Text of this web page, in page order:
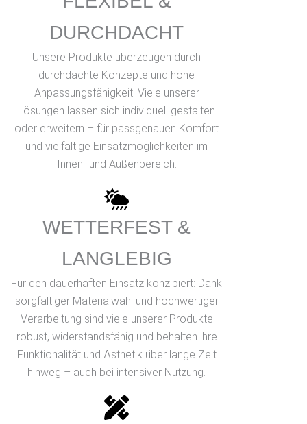
DURCHDACHT
Unsere Produkte überzeugen durch
durchdachte Konzepte und hohe
Anpassungsfähigkeit. Viele unserer
Lösungen lassen sich individuell gestalten
oder erweitern – für passgenauen Komfort
und vielfältige Einsatzmöglichkeiten im
Innen- und Außenbereich.
WETTERFEST &
LANGLEBIG
Für den dauerhaften Einsatz konzipiert: Dank
sorgfältiger Materialwahl und hochwertiger
Verarbeitung sind viele unserer Produkte
robust, widerstandsfähig und behalten ihre
Funktionalität und Ästhetik über lange Zeit
hinweg – auch bei intensiver Nutzung.